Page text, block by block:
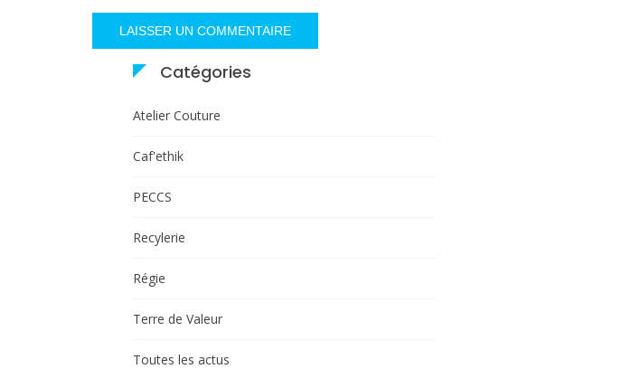
Catégories
Atelier Couture
Caf'ethik
PECCS
Recylerie
Régie
Terre de Valeur
Toutes les actus